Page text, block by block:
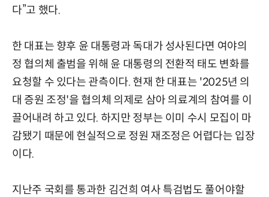
다”고 했다.
한 대표는 향후 윤 대통령과 독대가 성사된다면 여야의
정 협의체 출범을 위해 윤 대통령의 전환적 태도 변화를
요청할 수 있다는 관측이다. 현재 한 대표는 '2025년 의
대 증원 조정'을 협의체 의제로 삼아 의료계의 참여를 이
끌어내려 하고 있다. 하지만 정부는 이미 수시 모집이 마
감됐기 때문에 현실적으로 정원 재조정은 어렵다는 입장
이다.
지난주 국회를 통과한 김건희 여사 특검법도 풀어야할